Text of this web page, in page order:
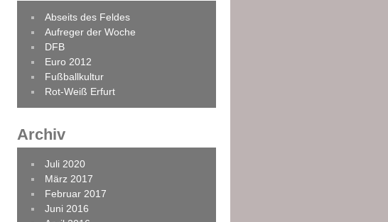
Abseits des Feldes
Aufreger der Woche
DFB
Euro 2012
Fußballkultur
Rot-Weiß Erfurt
Archiv
Juli 2020
März 2017
Februar 2017
Juni 2016